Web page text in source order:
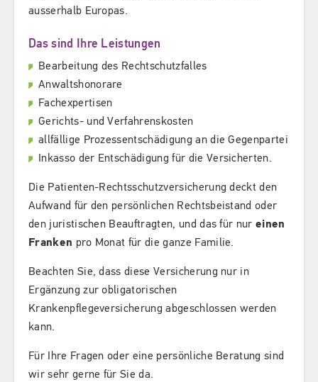
ausserhalb Europas.
Das sind Ihre Leistungen
Bearbeitung des Rechtschutzfalles
Anwaltshonorare
Fachexpertisen
Gerichts- und Verfahrenskosten
allfällige Prozessentschädigung an die Gegenpartei
Inkasso der Entschädigung für die Versicherten.
Die Patienten-Rechtsschutzversicherung deckt den
Aufwand für den persönlichen Rechtsbeistand oder
den juristischen Beauftragten, und das für nureinen
Franken pro Monat für die ganze Familie.
Beachten Sie, dass diese Versicherung nur in
Ergänzung zur obligatorischen
Krankenpflegeversicherung abgeschlossen werden
kann.
Für Ihre Fragen oder eine persönliche Beratung sind
wir sehr gerne für Sie da.